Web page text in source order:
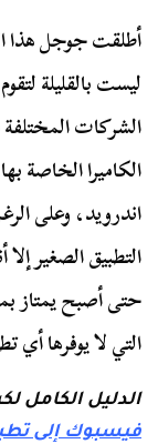
ليست بالقليلة
الشركات
الكاميرا الخاصة
اندرويد، وعلى
التطبيق الصغير
حتى أصبح يمتاز
التي لا يوفرها أي
الدليل الكامل
فيسبوك إلى